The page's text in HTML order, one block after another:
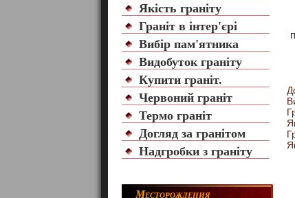
Якість граніту
Граніт в інтер'єрі
Вибір пам'ятника
Видобуток граніту
Купити граніт.
Червоний граніт
Термо граніт
Догляд за гранітом
Надгробки з граніту
Месторождения